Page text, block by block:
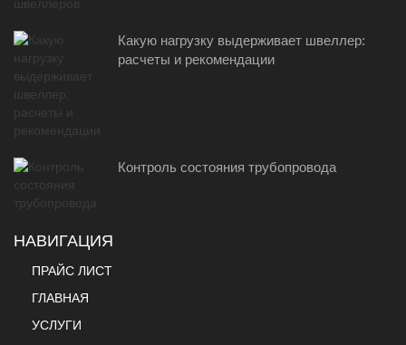
Какую нагрузку выдерживает швеллер:
расчеты и рекомендации
Контроль состояния трубопровода
НАВИГАЦИЯ
ПРАЙС ЛИСТ
ГЛАВНАЯ
УСЛУГИ